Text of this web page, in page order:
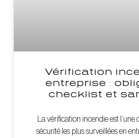
Vérification
entreprise :
checklist et
La vérification incendie est l’une
sécurité les plus surveillées en